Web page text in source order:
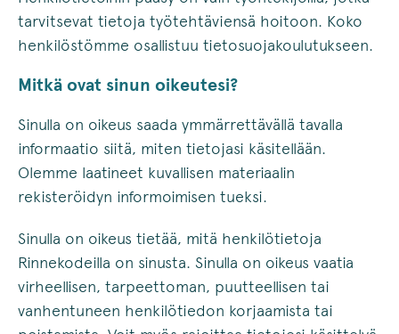
tarvitsevat tietoja työtehtäviensä hoitoon. Koko
henkilöstömme osallistuu tietosuojakoulutukseen.
Mitkä ovat sinun oikeutesi?
Sinulla on oikeus saada ymmärrettävällä tavalla
informaatio siitä, miten tietojasi käsitellään.
Olemme laatineet kuvallisen materiaalin
rekisteröidyn informoimisen tueksi.
Sinulla on oikeus tietää, mitä henkilötietoja
Rinnekodeilla on sinusta. Sinulla on oikeus vaatia
virheellisen, tarpeettoman, puutteellisen tai
vanhentuneen henkilötiedon korjaamista tai